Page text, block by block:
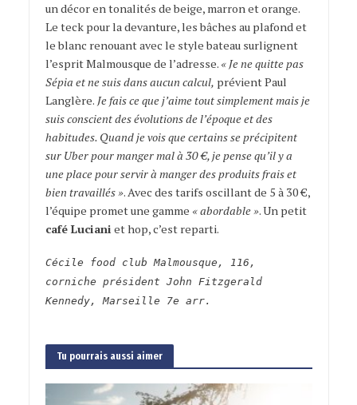
un décor en tonalités de beige, marron et orange.
Le teck pour la devanture, les bâches au plafond et
le blanc renouant avec le style bateau surlignent
l’esprit Malmousque de l’adresse. « Je ne quitte pas
Sépia et ne suis dans aucun calcul, prévient Paul
Langlère. Je fais ce que j’aime tout simplement mais je
suis conscient des évolutions de l’époque et des
habitudes. Quand je vois que certains se précipitent
sur Uber pour manger mal à 30 €, je pense qu’il y a
une place pour servir à manger des produits frais et
bien travaillés ». Avec des tarifs oscillant de 5 à 30 €,
l’équipe promet une gamme « abordable ». Un petit
café Luciani et hop, c’est reparti.
Cécile food club Malmousque, 116,
corniche président John Fitzgerald
Kennedy, Marseille 7e arr.
Tu pourrais aussi aimer